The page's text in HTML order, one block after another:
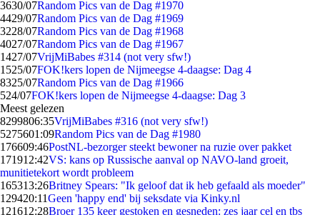
3630/07Random Pics van de Dag #1970
4429/07Random Pics van de Dag #1969
3228/07Random Pics van de Dag #1968
4027/07Random Pics van de Dag #1967
1427/07VrijMiBabes #314 (not very sfw!)
1525/07FOK!kers lopen de Nijmeegse 4-daagse: Dag 4
8325/07Random Pics van de Dag #1966
524/07FOK!kers lopen de Nijmeegse 4-daagse: Dag 3
Meest gelezen
8299806:35VrijMiBabes #316 (not very sfw!)
5275601:09Random Pics van de Dag #1980
176609:46PostNL-bezorger steekt bewoner na ruzie over pakket
171912:42VS: kans op Russische aanval op NAVO-land groeit,
munitietekort wordt probleem
165313:26Britney Spears: "Ik geloof dat ik heb gefaald als moeder"
129420:11Geen 'happy end' bij seksdate via Kinky.nl
121612:28Broer 135 keer gestoken en gesneden: zes jaar cel en tbs